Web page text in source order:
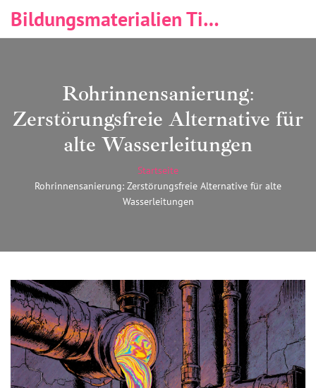
Bildungsmaterialien Tischlerei & Immobilien
Rohrinnensanierung:
Zerstörungsfreie Alternative für
alte Wasserleitungen
Startseite
Rohrinnensanierung: Zerstörungsfreie Alternative für alte
Wasserleitungen